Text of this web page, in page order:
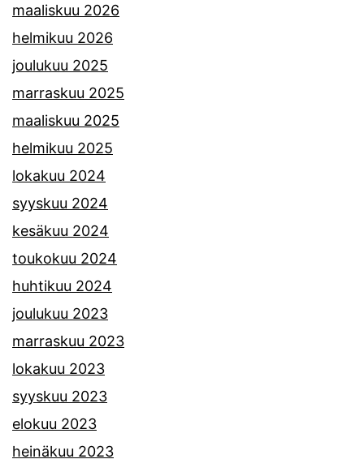
maaliskuu 2026
helmikuu 2026
joulukuu 2025
marraskuu 2025
maaliskuu 2025
helmikuu 2025
lokakuu 2024
syyskuu 2024
kesäkuu 2024
toukokuu 2024
huhtikuu 2024
joulukuu 2023
marraskuu 2023
lokakuu 2023
syyskuu 2023
elokuu 2023
heinäkuu 2023